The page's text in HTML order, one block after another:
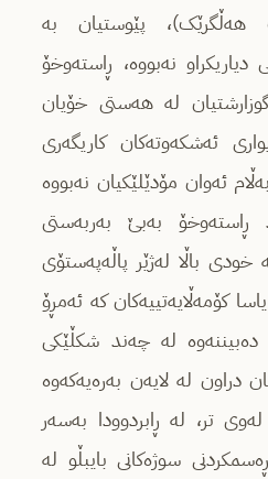
هەڵگرێک)، پێوستیان بە
نەبووە، ڕاستەوخۆ
لە هەستی خۆیان
ئەشکەوتەکان کاریگەری
ئەوان مۆدێلێکیان نەبووە
ڕاستەوخۆ بەبێ بەربەستی
خودی باڵا لەژێر پاڵەپەستۆی
کۆمەڵایەتییەکان کە ئەمڕۆ
دەبیننەوە لە چەند شکڵێکی
دراون لە لایەن بەرەیەکەوە
تر، لە ڕابردوودا بەسەر
سوژەکانی بایبڵو لە